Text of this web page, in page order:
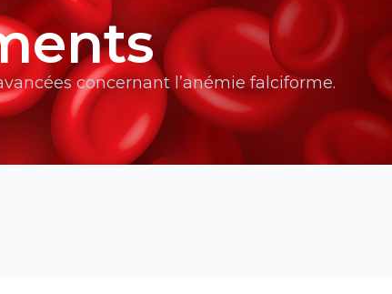
concernant l’anémie falciforme.